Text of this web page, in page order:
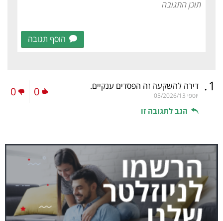
הוסף תגובה
1
. דירה להשקעה זה הפסדים ענקיים.
יוספי 05/2026/13
הגב לתגובה זו
0
0